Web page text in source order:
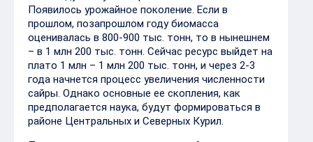
Появилось урожайное поколение. Если в
прошлом, позапрошлом году биомасса
оценивалась в 800-900 тыс. тонн, то в нынешнем
– в 1 млн 200 тыс. тонн. Сейчас ресурс выйдет на
плато 1 млн – 1 млн 200 тыс. тонн, и через 2-3
года начнется процесс увеличения численности
сайры. Однако основные ее скопления, как
предполагается наука, будут формироваться в
районе Центральных и Северных Курил.